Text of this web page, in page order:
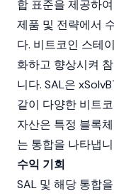
합 표준을 제공하
제품 및 전략에서
다. 비트코인 스테
화하고 향상시켜
니다. SAL은
같이 다양한 비트
자산은 특정 블록
는 통합을 나타냅
수익 기회
SAL 및 해당 통합